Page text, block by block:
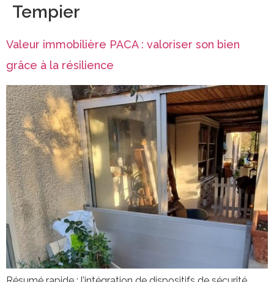
Tempier
Valeur immobilière PACA : valoriser son bien
grâce à la résilience